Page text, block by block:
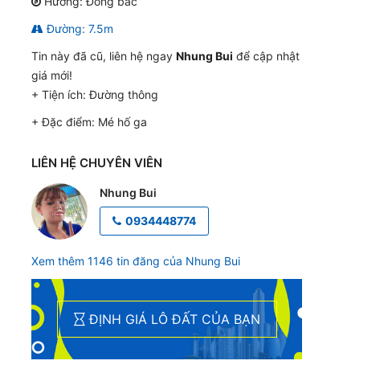
Đường: 7.5m
Tin này đã cũ, liên hệ ngayNhung Bui để cập nhật
giá mới!
+ Tiện ích:Đường thông
+ Đặc điểm: Mé hố ga
LIÊN HỆ CHUYÊN VIÊN
Nhung Bui
0934448774
Xem thêm 1146 tin đăng của Nhung Bui
ĐỊNH GIÁ LÔ ĐẤT CỦA BẠN